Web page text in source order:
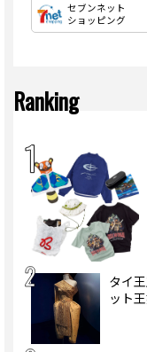
セブンネット
ショッピング
Ranking
タイ
ット